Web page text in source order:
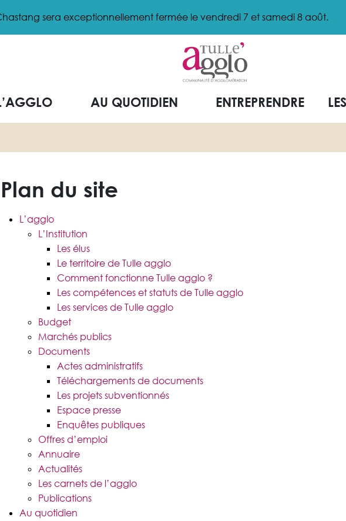
sera exceptionnellement fermée le vendredi 7 et samedi 8 août.
AU QUOTIDIEN ENTREPRENDRE
Plan du site
L’agglo
L’Institution
Les élus
Le territoire de Tulle agglo
Comment fonctionne Tulle agglo ?
Les compétences et statuts de Tulle agglo
Les services de Tulle agglo
Budget
Marchés publics
Documents
Actes administratifs
Téléchargements de documents
Les projets subventionnés
Espace presse
Enquêtes publiques
Offres d’emploi
Annuaire
Actualités
Les carnets de l’agglo
Publications
Au quotidien